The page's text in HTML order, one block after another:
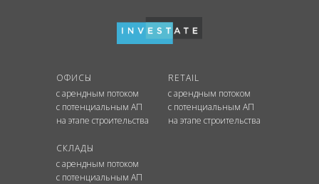
ОФИСЫ
с арендным потоком
с потенциальным АП
на этапе строительства
RETAIL
с арендным потоком
с потенциальным АП
на этапе строительства
СКЛАДЫ
с арендным потоком
с потенциальным АП